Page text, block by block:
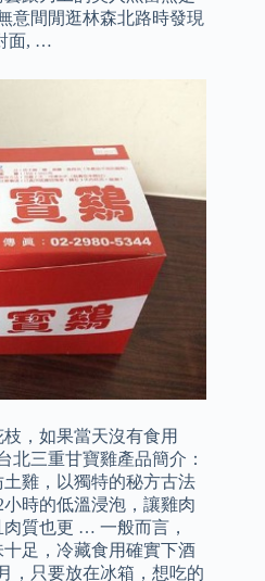
意間閒逛林森北路時發現
面, …
，如果當天沒有食用
三重甘寶雞產品簡介：
雞，以獨特的秘方古法
時的低溫浸泡，讓雞肉
質也更 … 一般而言，
十足，冷藏食用確實下酒
，只要放在冰箱，想吃的